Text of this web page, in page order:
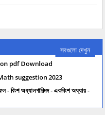
সবগুলো দেখুন
pdf Download
Math suggestion 2023
- বিংশ অধ্যালগারিদম - একবিংশ অধ্যায় -